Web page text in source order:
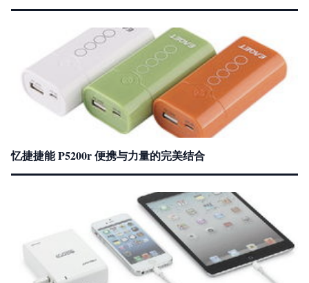
忆捷捷能 P5200r 便携与力量的完美结合